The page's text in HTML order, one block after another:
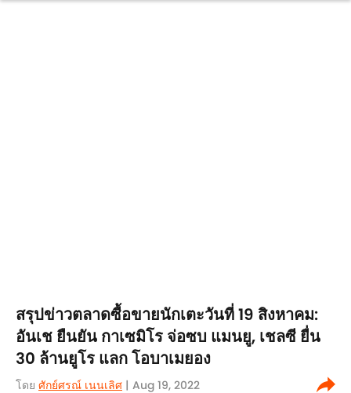
สรุปข่าวตลาดซื้อขายนักเตะวันที่ 19 สิงหาคม:
อันเช ยืนยัน กาเซมิโร จ่อซบ แมนยู, เชลซี ยื่น
30 ล้านยูโร แลก โอบาเมยอง
โดย ศักย์ศรณ์ เนนเลิศ | Aug 19, 2022